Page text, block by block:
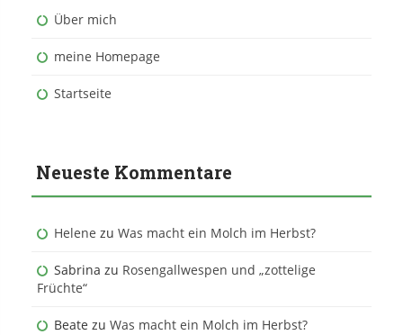
Über mich
meine Homepage
Startseite
Neueste Kommentare
Helene zu Was macht ein Molch im Herbst?
Sabrina zu Rosengallwespen und „zottelige
Früchte“
Beate zu Was macht ein Molch im Herbst?